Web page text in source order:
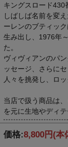
キングスロード430
しばしば名前を変
ーレンのブティッ
生み出し、1976年
た。
ヴィヴィアンのパ
ッセージ、さらに
人々を挑発し、ロ
当店で扱う商品は
を元に生地やディ
価格:8,800円 (本